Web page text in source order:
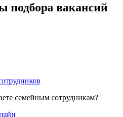
подбора вакансий
семейным сотрудникам?